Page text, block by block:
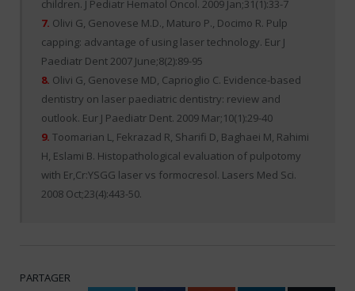
children. J Pediatr Hematol Oncol. 2009 Jan;31(1):33-7
7. Olivi G, Genovese M.D., Maturo P., Docimo R. Pulp
capping: advantage of using laser technology. Eur J
Paediatr Dent 2007 June;8(2):89-95
8. Olivi G, Genovese MD, Caprioglio C. Evidence-based
dentistry on laser paediatric dentistry: review and
outlook. Eur J Paediatr Dent. 2009 Mar;10(1):29-40
9. Toomarian L, Fekrazad R, Sharifi D, Baghaei M, Rahimi
H, Eslami B. Histopathological evaluation of pulpotomy
with Er,Cr:YSGG laser vs formocresol. Lasers Med Sci.
2008 Oct;23(4):443-50.
PARTAGER